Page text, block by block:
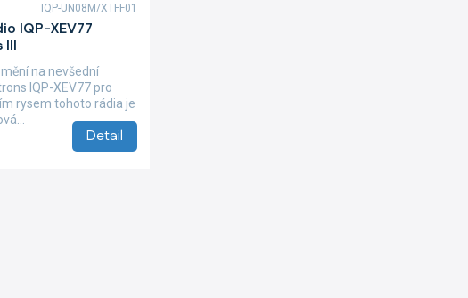
IQP-XEV77
III
Detail
na nevšední
IQP-XEV77 pro
rysem tohoto rádia je
IQP-UN08M/XTFF01